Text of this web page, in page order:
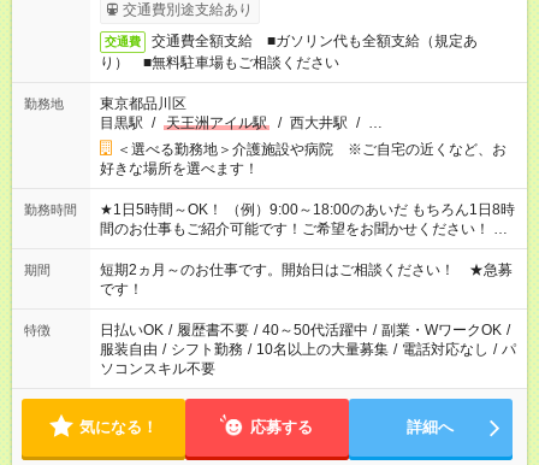
交通費別途支給あり
交通費
交通費全額支給 ■ガソリン代も全額支給（規定あ
り） ■無料駐車場もご相談ください
勤務地
東京都品川区
目黒駅 / 天王洲アイル駅 / 西大井駅 / …
＜選べる勤務地＞介護施設や病院 ※ご自宅の近くなど、お
好きな場所を選べます！
勤務時間
★1日5時間～OK！ （例）9:00～18:00のあいだ もちろん1日8時
間のお仕事もご紹介可能です！ご希望をお聞かせください！ ★
家庭の都合でお休みが必要な場合も遠慮なくご相談ください。
※週最低15時間以上の勤務が必要です
期間
短期2ヵ月～のお仕事です。開始日はご相談ください！ ★急募
です！
特徴 日払いOK / 履歴書不要 / 40～50代活躍中 / 副業・WワークOK /
服装自由 / シフト勤務 / 10名以上の大量募集 / 電話対応なし / パ
ソコンスキル不要
気になる！ 応募する 詳細へ